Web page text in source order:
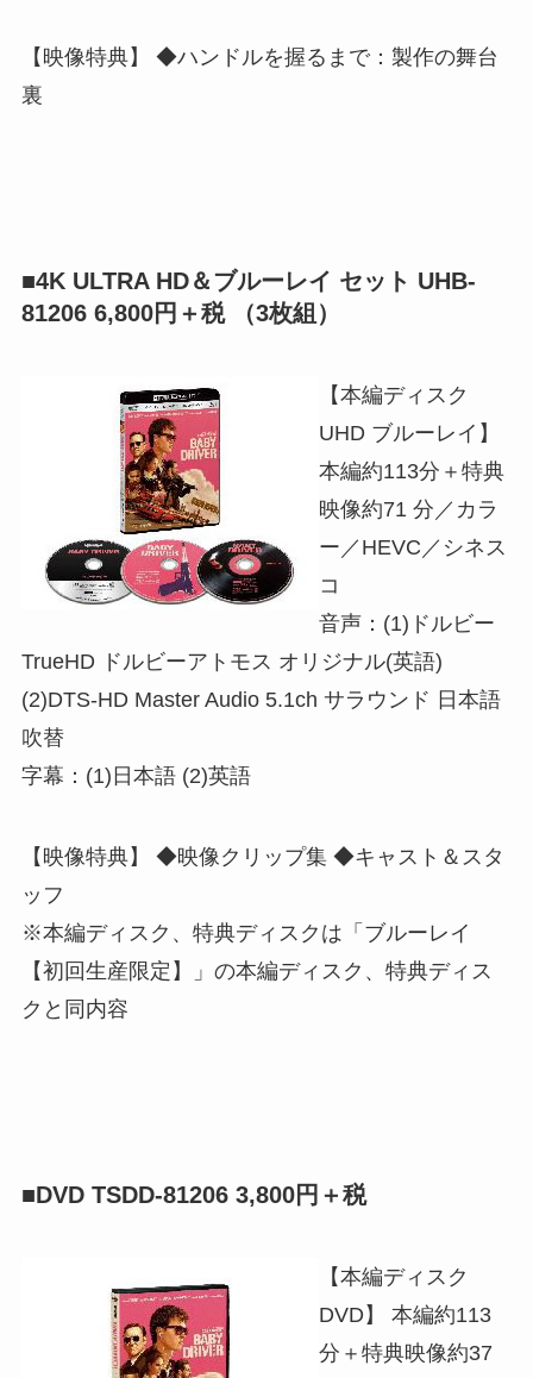
【映像特典】 ◆ハンドルを握るまで：製作の舞台
裏
■4K ULTRA HD＆ブルーレイ セット UHB-
81206 6,800円＋税 （3枚組）
【本編ディスク
UHD ブルーレイ】
本編約113分＋特典
映像約71 分／カラ
ー／HEVC／シネス
コ
音声：(1)ドルビー
TrueHD ドルビーアトモス オリジナル(英語)
(2)DTS-HD Master Audio 5.1ch サラウンド 日本語
吹替
字幕：(1)日本語 (2)英語
【映像特典】 ◆映像クリップ集 ◆キャスト＆スタ
ッフ
※本編ディスク、特典ディスクは「ブルーレイ
【初回生産限定】」の本編ディスク、特典ディス
クと同内容
■DVD TSDD-81206 3,800円＋税
【本編ディスク
DVD】 本編約113
分＋特典映像約37